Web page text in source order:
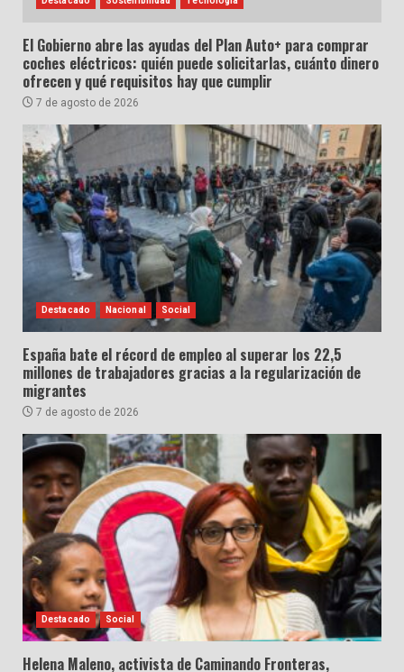
El Gobierno abre las ayudas del Plan Auto+ para comprar
coches eléctricos: quién puede solicitarlas, cuánto dinero
ofrecen y qué requisitos hay que cumplir
7 de agosto de 2026
Destacado Nacional Social
España bate el récord de empleo al superar los 22,5
millones de trabajadores gracias a la regularización de
migrantes
7 de agosto de 2026
Destacado Social
Helena Maleno, activista de Caminando Fronteras,